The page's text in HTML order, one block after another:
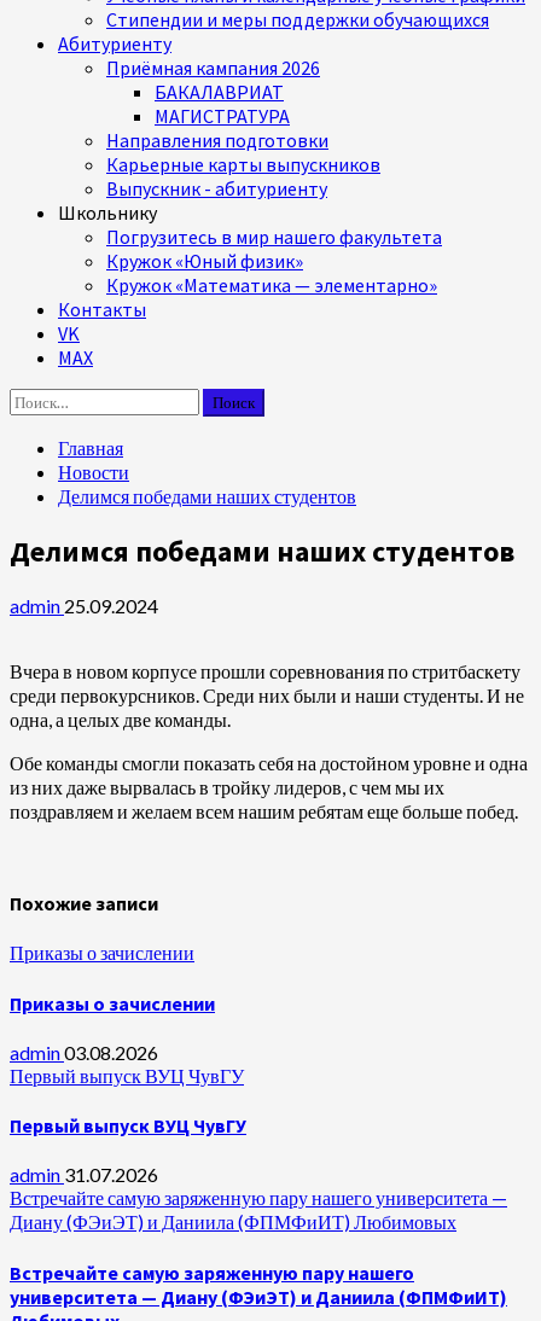
Стипендии и меры поддержки обучающихся
Абитуриенту
Приёмная кампания 2026
БАКАЛАВРИАТ
МАГИСТРАТУРА
Направления подготовки
Карьерные карты выпускников
Выпускник - абитуриенту
Школьнику
Погрузитесь в мир нашего факультета
Кружок «Юный физик»
Кружок «Математика — элементарно»
Контакты
VK
MAX
Найти:
Главная
Новости
Делимся победами наших студентов
Делимся победами наших студентов
admin 25.09.2024
Вчера в новом корпусе прошли соревнования по стритбаскету
среди первокурсников. Среди них были и наши студенты. И не
одна, а целых две команды.
Обе команды смогли показать себя на достойном уровне и одна
из них даже вырвалась в тройку лидеров, с чем мы их
поздравляем и желаем всем нашим ребятам еще больше побед.
Похожие записи
Приказы о зачислении
Приказы о зачислении
admin03.08.2026
Первый выпуск ВУЦ ЧувГУ
Первый выпуск ВУЦ ЧувГУ
admin 31.07.2026
Встречайте самую заряженную пару нашего университета —
Диану (ФЭиЭТ) и Даниила (ФПМФиИТ) Любимовых
Встречайте самую заряженную пару нашего
университета — Диану (ФЭиЭТ) и Даниила (ФПМФиИТ)